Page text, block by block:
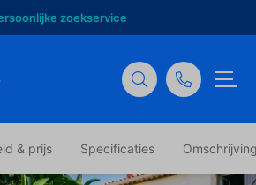
zoekservice
& prijs Specificaties